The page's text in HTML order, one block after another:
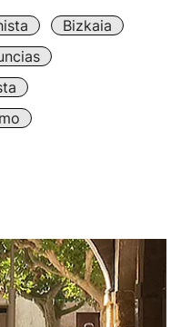
Bizkaia